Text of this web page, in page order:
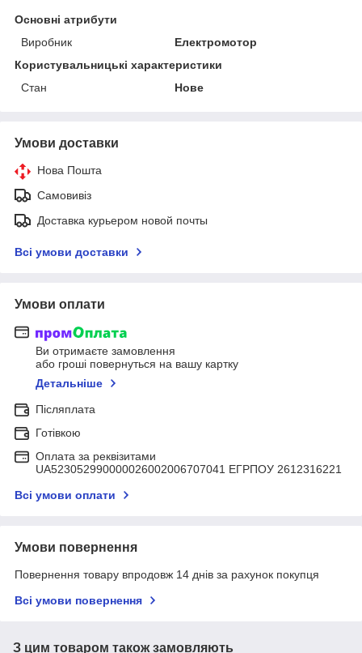
Основні атрибути
Виробник
Електромотор
Користувальницькі характеристики
Стан
Нове
Умови доставки
Нова Пошта
Самовивіз
Доставка курьером новой почты
Всі умови доставки
Умови оплати
Ви отримаєте замовлення
або гроші повернуться на вашу картку
Детальніше
Післяплата
Готівкою
Оплата за реквізитами
UA523052990000026002006707041 ЕГРПОУ 2612316221
Всі умови оплати
Умови повернення
Повернення товару впродовж 14 днів за рахунок покупця
Всі умови повернення
З цим товаром також замовляють